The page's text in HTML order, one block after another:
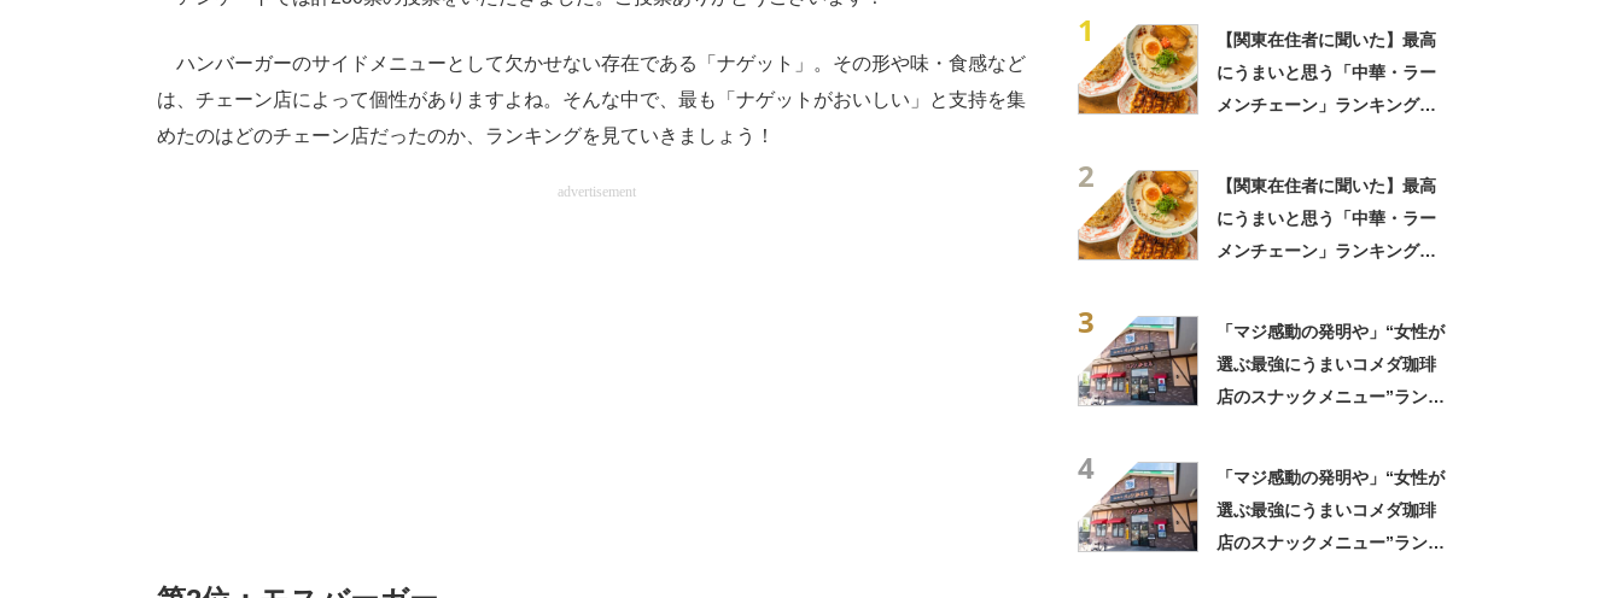
ハンバーガーのサイドメニューとして欠かせない存在である「ナゲット」。その形や味・食感など
は、チェーン店によって個性がありますよね。そんな中で、最も「ナゲットがおいしい」と支持を集
めたのはどのチェーン店だったのか、ランキングを見ていきましょう！
advertisement
1
【関東在住者に聞いた】最高
にうまいと思う「中華・ラー
メンチェーン」ランキング
2
【関東在住者に聞いた】最高
にうまいと思う「中華・ラー
メンチェーン」ランキング
3
「マジ感動の発明や」“女性が
選ぶ最強にうまいコメダ珈琲
店のスナックメニュー”ランキ
4
「マジ感動の発明や」“女性が
選ぶ最強にうまいコメダ珈琲
店のスナックメニュー”ランキ